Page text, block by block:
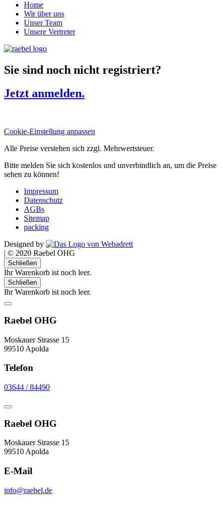
Home
Wir über uns
Unser Team
Unsere Vertreter
Sie sind noch nicht registriert?
Jetzt anmelden.
Cookie-Einstellung anpassen
Alle Preise verstehen sich zzgl. Mehrwertsteuer.
Bitte melden Sie sich kostenlos und unverbindlich an, um die Preise
sehen zu können!
Impressum
Datenschutz
AGBs
Sitemap
packing
Designed by
| © 2020 Raebel OHG
Schließen
Ihr Warenkorb ist noch leer.
Schließen
Ihr Warenkorb ist noch leer.
Raebel OHG
Moskauer Strasse 15
99510 Apolda
Telefon
03644 / 84490
Raebel OHG
Moskauer Strasse 15
99510 Apolda
E-Mail
info@raebel.de